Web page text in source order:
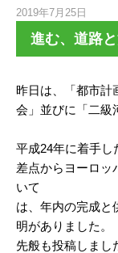
2019年7月25日
進む、道路
昨日は、「都市計
会」並びに「二級
平成24年に着手し
差点からヨーロッ
いて
は、年内の完成と
明がありました。
先般も投稿しまし